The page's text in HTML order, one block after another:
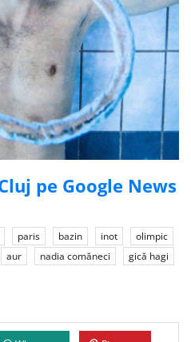
pe Google News
paris bazin inot
olimpic
aur nadia comăneci
gică hagi